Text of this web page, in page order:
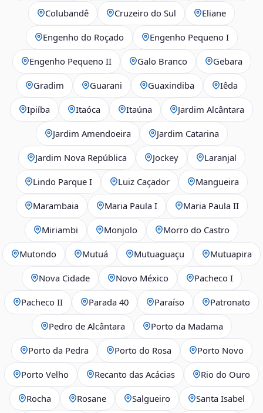
Colubandê Cruzeiro do Sul Eliane
Engenho do Roçado Engenho Pequeno I
Engenho Pequeno II Galo Branco Gebara
Gradim Guarani Guaxindiba Iêda
Ipiíba Itaóca Itaúna Jardim Alcântara
Jardim Amendoeira Jardim Catarina
Jardim Nova República Jockey Laranjal
Lindo Parque I Luiz Caçador Mangueira
Marambaia Maria Paula I Maria Paula II
Miriambi Monjolo Morro do Castro
Mutondo Mutuá Mutuaguaçu Mutuapira
Nova Cidade Novo México Pacheco I
Pacheco II Parada 40 Paraíso Patronato
Pedro de Alcântara Porto da Madama
Porto da Pedra Porto do Rosa Porto Novo
Porto Velho Recanto das Acácias Rio do Ouro
Rocha Rosane Salgueiro Santa Isabel